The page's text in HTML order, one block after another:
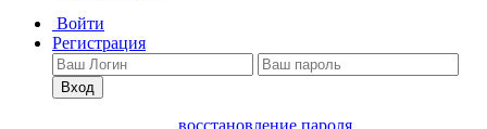
Войти
Регистрация
Вход
восстановление пароля